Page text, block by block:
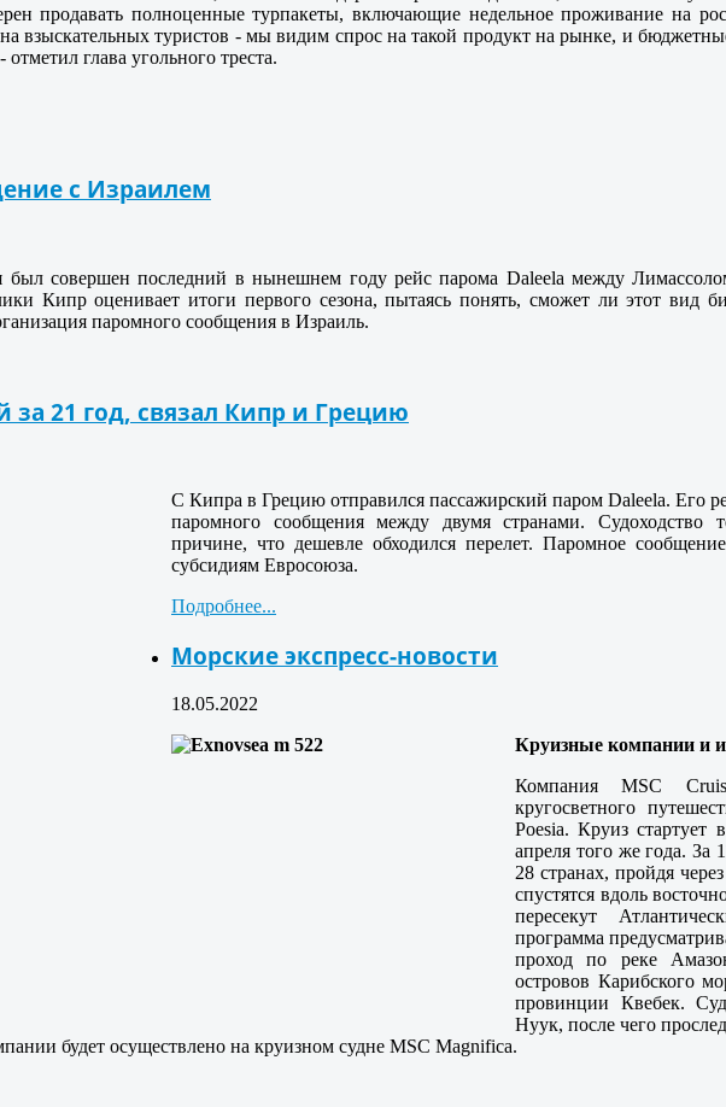
продавать полноценные турпакеты, включающие недельное проживание на
взыскательных туристов - мы видим спрос на такой продукт на рынке, и
глава угольного треста.
с Израилем
был совершен последний в нынешнем году рейс парома Daleela между
Кипр оценивает итоги первого сезона, пытаясь понять, сможет ли этот вид
паромного сообщения в Израиль.
за 21 год, связал Кипр и Грецию
С Кипра в Грецию отправился пассажирский паром Daleela. Его
паромного сообщения между двумя странами. Судоходство
причине, что дешевле обходился перелет. Паромное
субсидиям Евросоюза.
Подробнее...
Морские экспресс-новости
18.05.2022
Круизные компании и
Компания MSC
кругосветного
Poesia. Круиз стартует
апреля того же года. За
28 странах, пройдя
спустятся вдоль
пересекут
программа
проход по реке
островов Карибского
провинции Квебек.
Нуук, после чего
будет осуществлено на круизном судне MSC Magnifica.